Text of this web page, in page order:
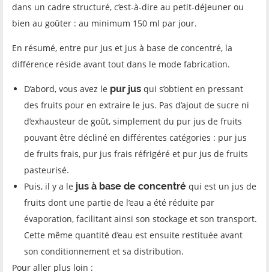
dans un cadre structuré, c’est-à-dire au petit-déjeuner ou
bien au goûter : au minimum 150 ml par jour.
En résumé, entre pur jus et jus à base de concentré, la
différence réside avant tout dans le mode fabrication.
D’abord, vous avez le pur jus qui s’obtient en pressant
des fruits pour en extraire le jus. Pas d’ajout de sucre ni
d’exhausteur de goût, simplement du pur jus de fruits
pouvant être décliné en différentes catégories : pur jus
de fruits frais, pur jus frais réfrigéré et pur jus de fruits
pasteurisé.
Puis, il y a le jus à base de concentré qui est un jus de
fruits dont une partie de l’eau a été réduite par
évaporation, facilitant ainsi son stockage et son transport.
Cette même quantité d’eau est ensuite restituée avant
son conditionnement et sa distribution.
Pour aller plus loin :